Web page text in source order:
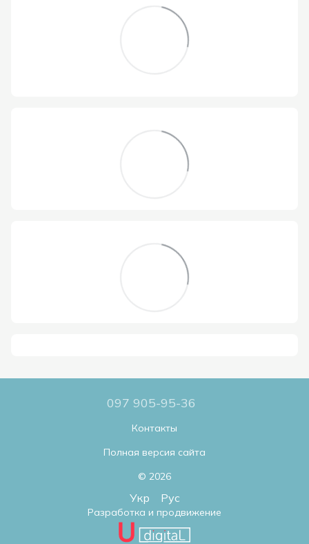
097 905-95-36
Контакты
Полная версия сайта
© 2026
Укр Рус
Разработка и продвижение